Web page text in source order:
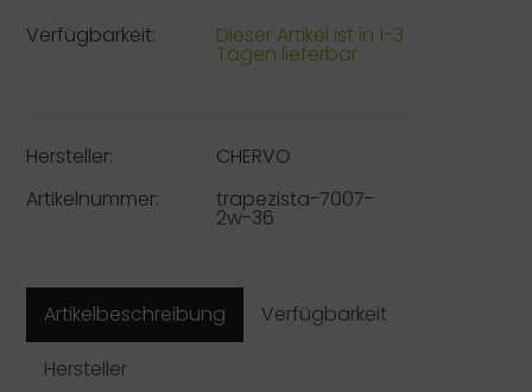
Verfügbarkeit: Dieser Artikel ist in 1-3
Tagen lieferbar
Hersteller:
CHERVO
Artikelnummer:
trapezista-7007-
2w-36
Artikelbeschreibung
Verfügbarkeit
Hersteller